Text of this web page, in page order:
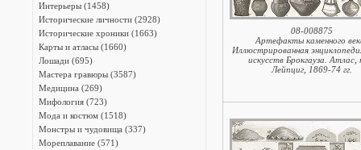
Интерьеры (1458)
Исторические личности (2928)
Исторические хроники (1663)
Карты и атласы (1660)
Лошади (695)
Мастера гравюры (3587)
Медицина (269)
Мифология (723)
Мода и костюм (1518)
Монстры и чудовища (337)
Мореплавание (571)
08-008875
Артефакты каменного
Иллюстрированная
искусств Брокгауза. Атлас,
Лейпциг, 1869-74 гг.